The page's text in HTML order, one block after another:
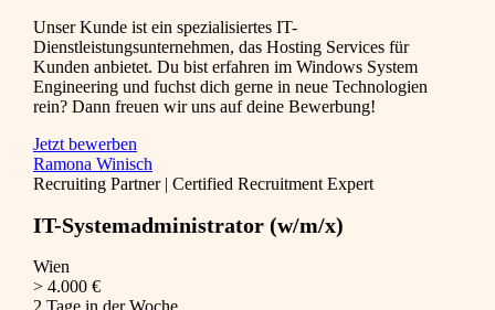
Unser Kunde ist ein spezialisiertes IT-
Dienstleistungsunternehmen, das Hosting Services für
Kunden anbietet. Du bist erfahren im Windows System
Engineering und fuchst dich gerne in neue Technologien
rein? Dann freuen wir uns auf deine Bewerbung!
Jetzt bewerben
Ramona Winisch
Recruiting Partner | Certified Recruitment Expert
IT-Systemadministrator (w/m/x)
Wien
> 4.000 €
2 Tage in der Woche